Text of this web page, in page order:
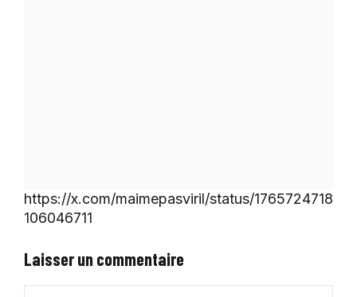
https://x.com/maimepasviril/status/1765724718
106046711
Laisser un commentaire